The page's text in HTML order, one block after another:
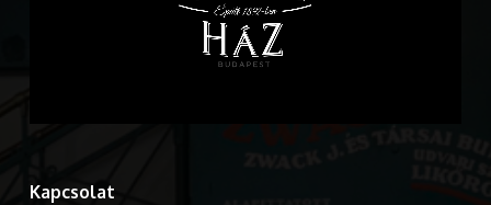
Kapcsolat